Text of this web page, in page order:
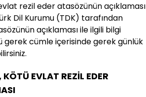
rezil eder atasözünün açıklaması
Dil Kurumu (TDK) tarafından
açıklaması ile ilgili bilgi
gerek cümle içerisinde gerek günlük
EVLAT REZİL EDER